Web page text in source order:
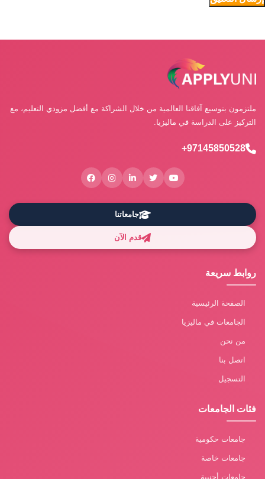
ملتزمون بتوسيع آفاقنا العالمية من خلال الشراكة مع أفضل مزودي التعليم، مع
التركيز على الدراسة في ماليزيا.
97145850528+
جامعاتنا
قدم الآن
روابط سريعة
الصفحة الرئيسية
الجامعات في ماليزيا
من نحن
اتصل بنا
التسجيل
فئات الجامعات
جامعات حكومية
جامعات خاصة
جامعات أجنبية